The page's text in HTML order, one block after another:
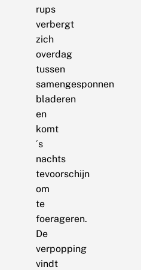
rups
verbergt
zich
overdag
tussen
samengesponnen
bladeren
en
komt
´s
nachts
tevoorschijn
om
te
foerageren.
De
verpopping
vindt